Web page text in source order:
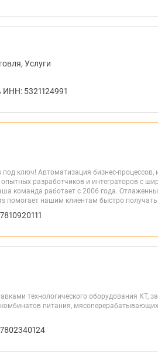
Услуги
ИНН: 5321124991
ключ! Автоматизация бизнес-процессов,
опытных разработчиков и интеграторов с
команда работает с 2006 года.
помогает нашим клиентам быстро
технологического оборудования КТ,
питания,